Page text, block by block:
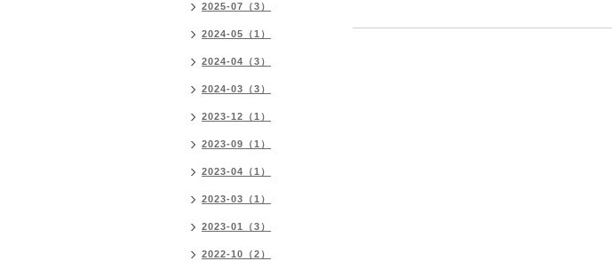
2025-07（3）
2024-05（1）
2024-04（3）
2024-03（3）
2023-12（1）
2023-09（1）
2023-04（1）
2023-03（1）
2023-01（3）
2022-10（2）